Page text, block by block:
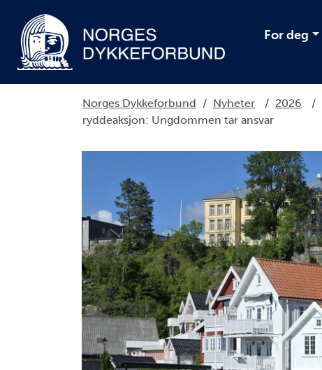
For deg
Norges Dykkeforbund / Nyheter / 2026 /
ryddeaksjon: Ungdommen tar ansvar